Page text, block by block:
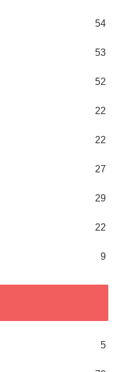
54
53
52
22
22
27
29
22
9
5